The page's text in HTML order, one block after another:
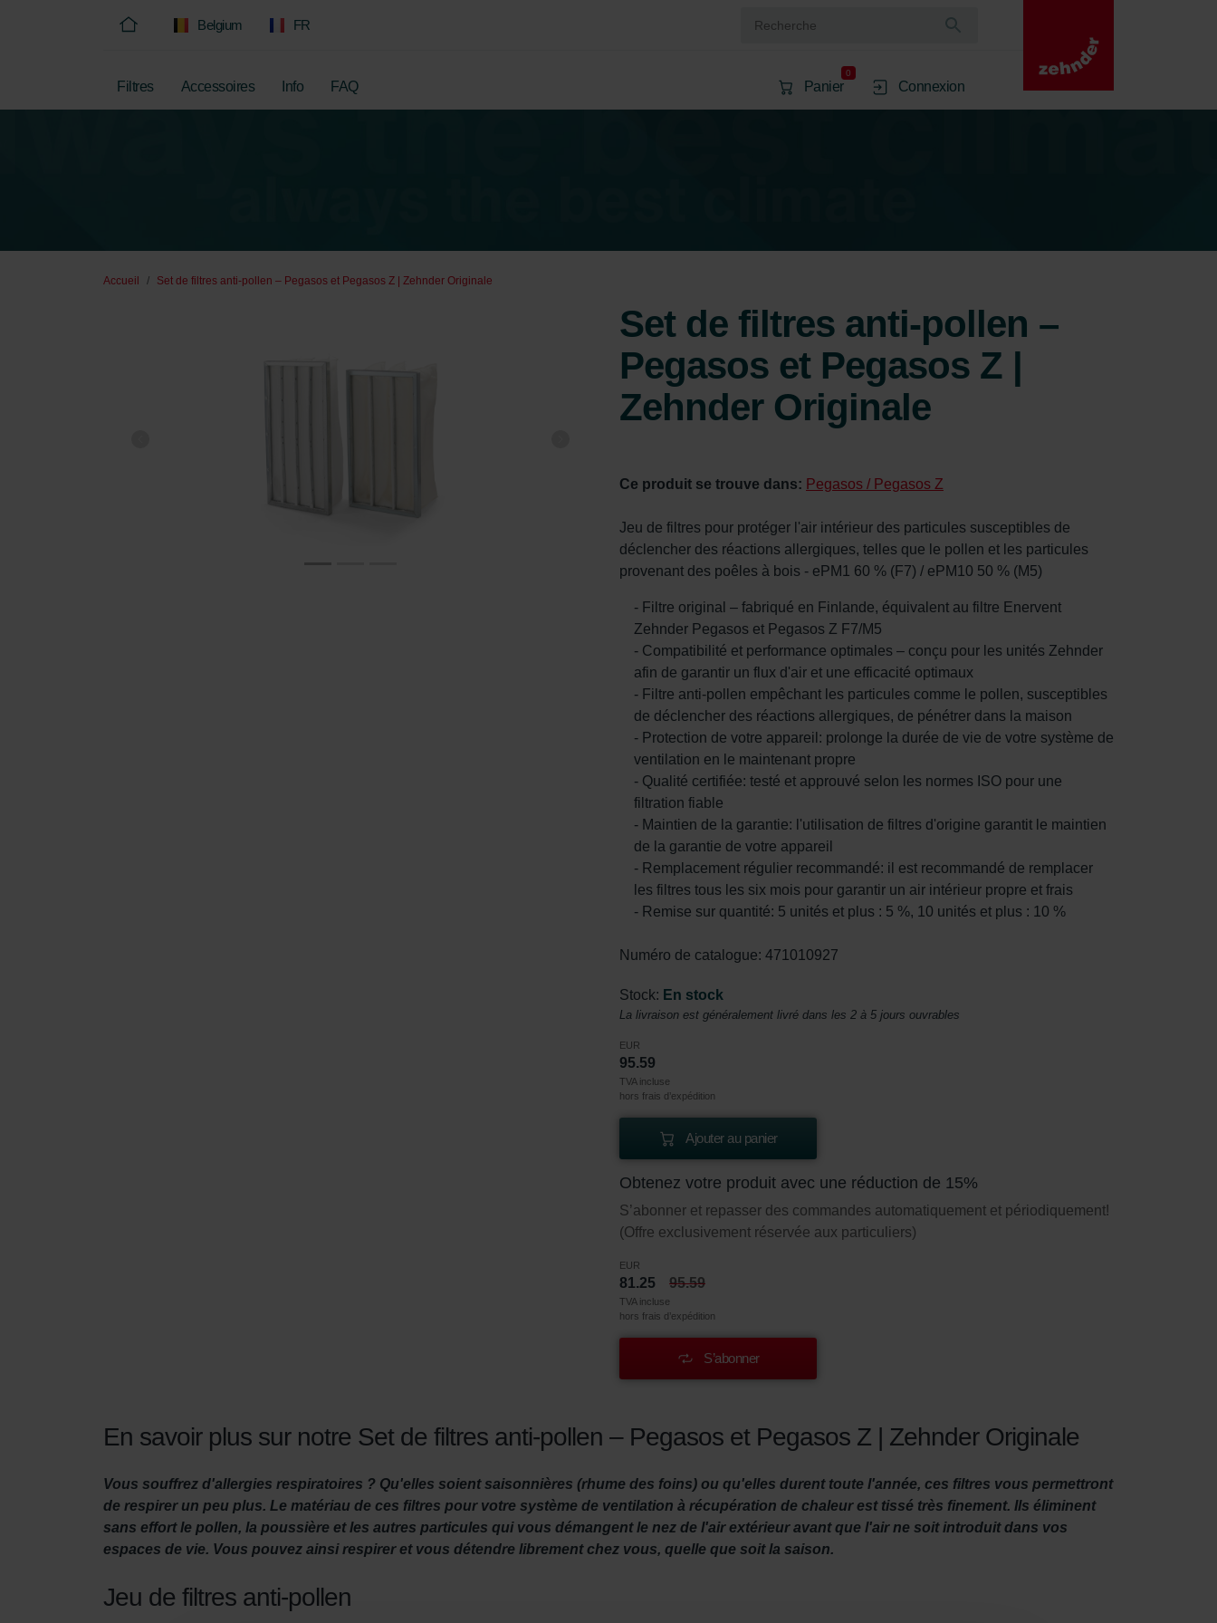
Belgium FR
Filtres Accessoires Info FAQ Panier
0
Connexion
Accueil Set de filtres anti-pollen – Pegasos et Pegasos Z | Zehnder Originale
Set de filtres anti-pollen –
Pegasos et Pegasos Z |
Zehnder Originale
Ce produit se trouve dans: Pegasos / Pegasos Z
Jeu de filtres pour protéger l'air intérieur des particules susceptibles de
déclencher des réactions allergiques, telles que le pollen et les particules
provenant des poêles à bois - ePM1 60 % (F7) / ePM10 50 % (M5)
- Filtre original – fabriqué en Finlande, équivalent au filtre Enervent
Zehnder Pegasos et Pegasos Z F7/M5
- Compatibilité et performance optimales – conçu pour les unités Zehnder
afin de garantir un flux d'air et une efficacité optimaux
- Filtre anti-pollen empêchant les particules comme le pollen, susceptibles
de déclencher des réactions allergiques, de pénétrer dans la maison
- Protection de votre appareil: prolonge la durée de vie de votre système de
ventilation en le maintenant propre
- Qualité certifiée: testé et approuvé selon les normes ISO pour une
filtration fiable
- Maintien de la garantie: l'utilisation de filtres d'origine garantit le maintien
de la garantie de votre appareil
- Remplacement régulier recommandé: il est recommandé de remplacer
les filtres tous les six mois pour garantir un air intérieur propre et frais
- Remise sur quantité: 5 unités et plus : 5 %, 10 unités et plus : 10 %
Numéro de catalogue: 471010927
Stock: En stock
La livraison est généralement livré dans les 2 à 5 jours ouvrables
EUR
95.59
TVA incluse
hors frais d’expédition
Ajouter au panier
Obtenez votre produit avec une réduction de 15%
S’abonner et repasser des commandes automatiquement et périodiquement!
(Offre exclusivement réservée aux particuliers)
EUR
81.25 95.59
TVA incluse
hors frais d’expédition
S’abonner
En savoir plus sur notre Set de filtres anti-pollen – Pegasos et Pegasos Z | Zehnder Originale
Vous souffrez d'allergies respiratoires ? Qu'elles soient saisonnières (rhume des foins) ou qu'elles durent toute l'année, ces filtres vous permettront
de respirer un peu plus. Le matériau de ces filtres pour votre système de ventilation à récupération de chaleur est tissé très finement. Ils éliminent
sans effort le pollen, la poussière et les autres particules qui vous démangent le nez de l'air extérieur avant que l'air ne soit introduit dans vos
espaces de vie. Vous pouvez ainsi respirer et vous détendre librement chez vous, quelle que soit la saison.
Jeu de filtres anti-pollen